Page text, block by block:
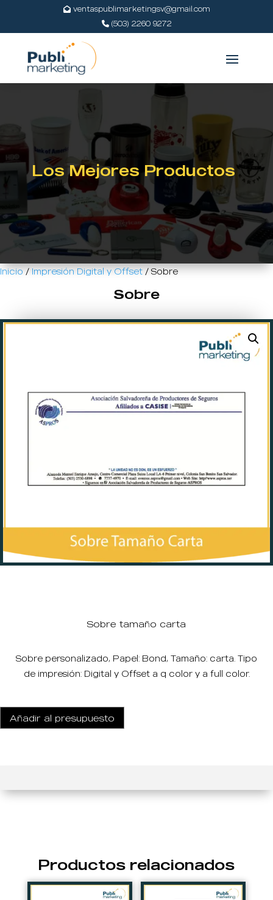
ventaspublimarketingsv@gmail.com
(503) 2260 9272
Los Mejores Productos
Inicio/Impresión Digital y Offset/ Sobre
Sobre
Sobre tamaño carta
Sobre personalizado, Papel: Bond, Tamaño: carta. Tipo
de impresión: Digital y Offset a q color y a full color.
Añadir al presupuesto
Productos relacionados